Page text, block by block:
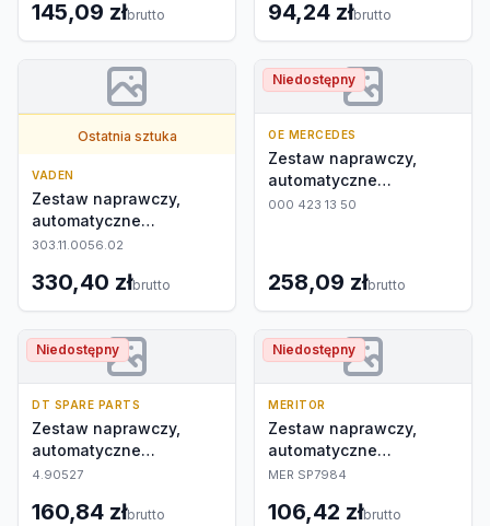
145,09 złbrutto 94,24 złbrutto
Ostatnia sztuka
VADEN
Zestaw naprawczy,
automatyczne
nastawianie
303.11.0056.02
330,40 złbrutto
Niedostępny
OE MERCEDES
Zestaw naprawczy,
automatyczne
nastawianie
000 423 13 50
258,09 złbrutto
Niedostępny
DT SPARE PARTS
Zestaw naprawczy,
automatyczne
nastawianie
4.90527
160,84 złbrutto
Niedostępny
MERITOR
Zestaw naprawczy,
automatyczne
nastawianie
MER SP7984
106,42 złbrutto